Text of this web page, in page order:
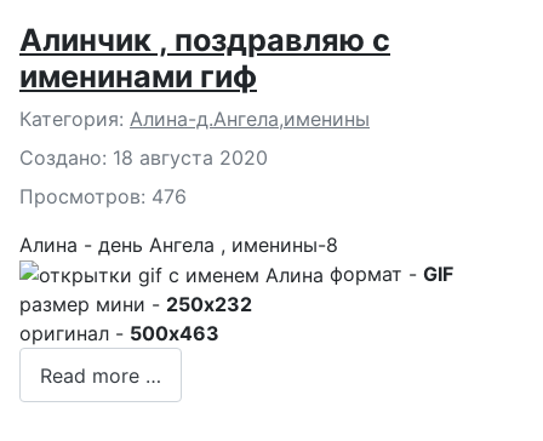
Алинчик , поздравляю с
именинами гиф
Подробности
Категория: Алина-д.Ангела,именины
Создано: 18 августа 2020
Просмотров: 476
Алина - день Ангела , именины-8
формат - GIF
размер мини - 250x232
оригинал - 500x463
Read more …